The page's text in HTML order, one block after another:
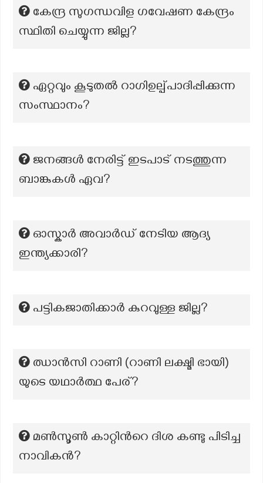
കേന്ദ്ര സുഗന്ധവിള ഗവേഷണ കേന്ദ്രം
സ്ഥിതി ചെയ്യുന്ന ജില്ല?
ഏറ്റവും കൂടുതല്‍ റാഗിഉല്പ്പാദിപ്പിക്കുന്ന
സംസ്ഥാനം?
ജനങ്ങൾ നേരിട്ട് ഇടപാട് നടത്തുന്ന
ബാങ്കുകൾ ഏവ?
ഓസ്കാർ അവാർഡ് നേടിയ ആദ്യ
ഇന്ത്യക്കാരി?
പട്ടികജാതിക്കാർ കുറവുള്ള ജില്ല?
ഝാൻസി റാണി (റാണി ലക്ഷ്മി ഭായി)
യുടെ യഥാർത്ഥ പേര്?
മൺസൂൺ കാറ്റിന്‍റെ ദിശ കണ്ടു പിടിച്ച
നാവികൻ?